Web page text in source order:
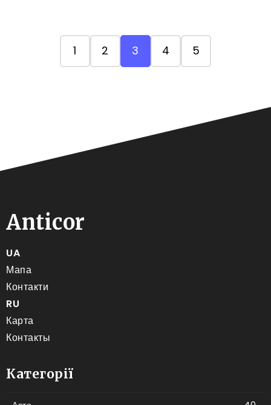
1 2 3 4 5
Anticor
UA
Мапа
Контакти
RU
Карта
Контакты
Категорії